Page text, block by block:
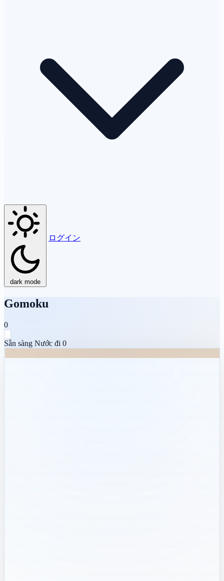
dark mode
ログイン
Gomoku
0
Sẵn sàng Nước đi 0